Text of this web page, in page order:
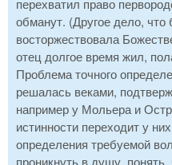
перехватил право
обманут. (Другое дело, что
восторжествовала
отец долгое время жил,
Проблема точного
решалась веками,
например у Мольера и
истинности переходит у
определения требуемой
проникнуть в душу,